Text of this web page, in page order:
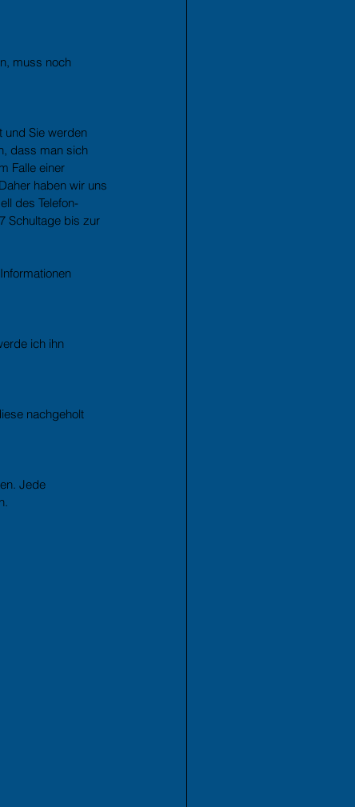
muss noch
und Sie werden
dass man sich
Falle einer
haben wir uns
des Telefon-
Schultage bis zur
ich ihn
nachgeholt
Jede